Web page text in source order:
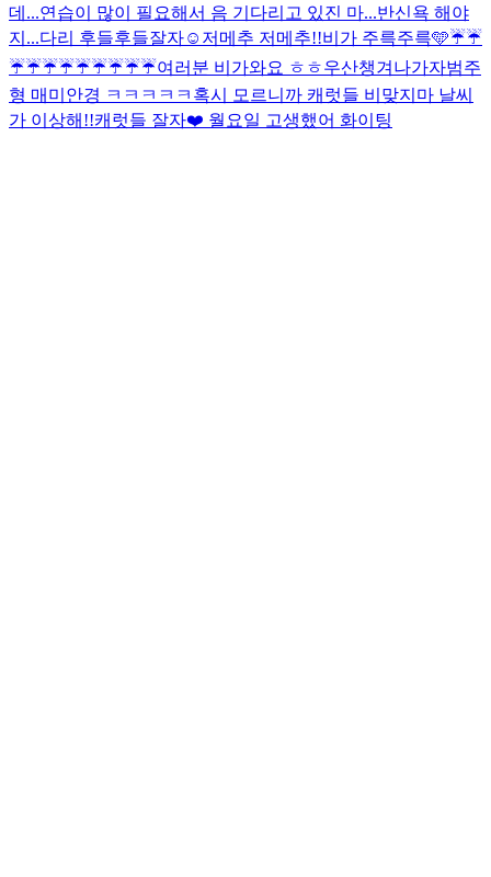
데...연습이 많이 필요해서 음 기다리고 있진 마...반신욕 해야
지...다리 후들후들잘자☺️ 저메추 저메추!!비가 주륵주륵🩵☔️☔️
☔️☔️☔️☔️☔️☔️☔️☔️☔️여러분 비가와요 ㅎㅎ우산챙겨나가자범주
형 매미안경 ㅋㅋㅋㅋㅋ 혹시 모르니까 캐럿들 비맞지마 날씨
가 이상해!!캐럿들 잘자❤️ 월요일 고생했어 화이팅